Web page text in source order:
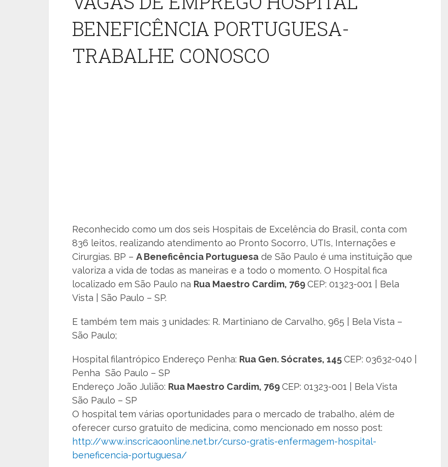
BENEFICÊNCIA PORTUGUESA-
TRABALHE CONOSCO
Reconhecido como um dos seis Hospitais de Excelência do Brasil, conta com
836 leitos, realizando atendimento ao Pronto Socorro, UTIs, Internações e
Cirurgias. BP – A Beneficência Portuguesa de São Paulo é uma instituição que
valoriza a vida de todas as maneiras e a todo o momento. O Hospital fica
localizado em São Paulo na Rua Maestro Cardim, 769CEP: 01323-001 | Bela
Vista | São Paulo – SP.
E também tem mais 3 unidades: R. Martiniano de Carvalho, 965 | Bela Vista –
São Paulo;
Hospital filantrópico Endereço Penha: Rua Gen. Sócrates, 145CEP: 03632-040 |
Penha São Paulo – SP
Endereço João Julião: Rua Maestro Cardim, 769CEP: 01323-001 | Bela Vista
São Paulo – SP
O hospital tem várias oportunidades para o mercado de trabalho, além de
oferecer curso gratuito de medicina, como mencionado em nosso post:
http://www.inscricaoonline.net.br/curso-gratis-enfermagem-hospital-
beneficencia-portuguesa/